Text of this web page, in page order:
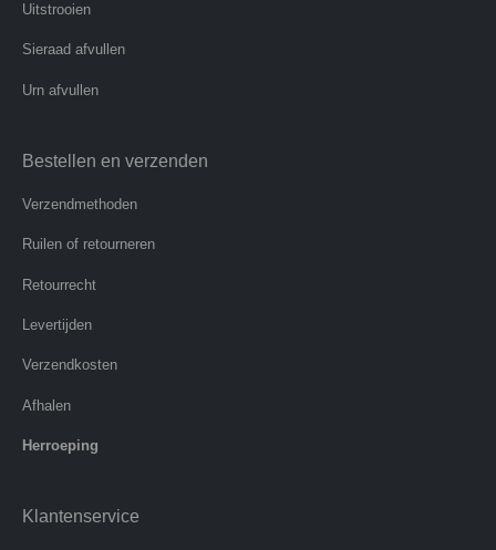
Uitstrooien
Sieraad afvullen
Urn afvullen
Bestellen en verzenden
Verzendmethoden
Ruilen of retourneren
Retourrecht
Levertijden
Verzendkosten
Afhalen
Herroeping
Klantenservice